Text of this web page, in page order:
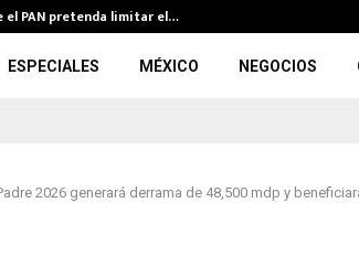
el PAN pretenda limitar el…
ESPECIALES MÉXICO NEGOCIOS
2026 generará derrama de 48,500 mdp y